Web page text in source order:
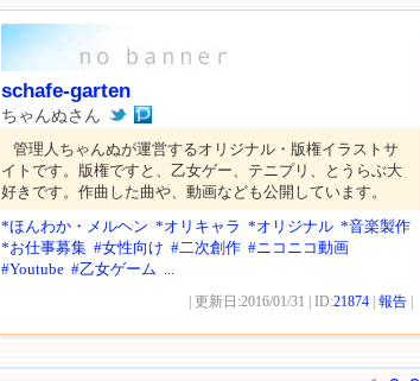
schafe-garten
ちゃんぬさん
管理人ちゃんぬが運営するオリジナル・版権イラストサ
イトです。版権ですと、乙女ゲー、テニプリ、とうらぶ大
好きです。作曲した曲や、動画なども公開しています。
*ほんわか・メルヘン *オリキャラ *オリジナル *音楽製作
*お仕事募集 #女性向け #二次創作 #ニコニコ動画
#Youtube #乙女ゲーム ...
| 更新日:2016/01/31 | ID:21874 報告